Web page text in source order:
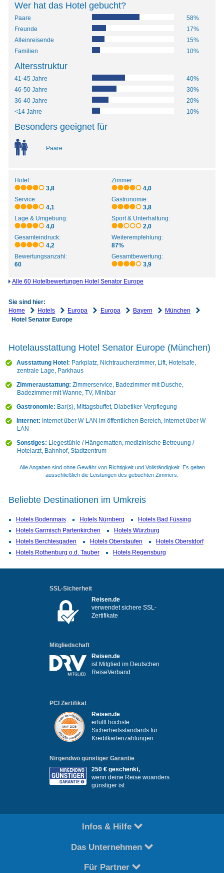
Wer hat das Hotel gebucht?
Paare
58%
Freunde
17%
Alleinreisende
15%
Familien
10%
Altersstruktur
41-45 Jahre
40%
46-50 Jahre
30%
36-40 Jahre
20%
<14 Jahre
10%
Besonders geeignet für
Paare
Hotel:
3,8
Zimmer:
4,0
Service:
4,1
Gastronomie:
3,8
Lage & Umgebung:
4,0
Sport & Unterhaltung:
2,0
Gesamteindruck:
4,2
Weiterempfehlung:
87%
Bewertungsanzahl:
60
Gesamtbewertung:
3,9
Alle 60 Hotelbewertungen Hotel Senator Europe
Sie sind hier:
Home
Hotels Europa Europa Bayern
München
Hotel Senator Europe
Hotelausstattung Hotel Senator Europe (München)
Ausstattung Hotel: Parkplatz, Nichtraucherzimmer, Lift, Hotelsafe,
zentrale Lage, Parkhaus
Zimmeraustattung: Zimmerservice, Badezimmer mit Dusche,
Badezimmer mit Wanne, TV, Minibar
Gastronomie: Bar(s), Mittagsbuffet, Diabetiker-Verpflegung
Internet: Internet über W-LAN im öffentlichen Bereich, Internet über W-
LAN
Sonstiges: Liegestühle / Hängematten, medizinische Betreuung /
Hotelarzt, Bahnhof, Stadtzentrum
Alle Angaben sind ohne Gewähr von Richtigkeit und Vollständigkeit. Es gelten
ausschließlich die Leistungen des gebuchten Zimmers.
Beliebte Destinationen im Umkreis
Hotels Bodenmais Hotels Nürnberg
Hotels Bad Füssing
Hotels Garmisch Partenkirchen
Hotels Würzburg
Hotels Berchtesgaden
Hotels Oberstaufen
Hotels Oberstdorf
Hotels Rothenburg o.d. Tauber
Hotels Regensburg
SSL-Sicherheit
Reisen.de
verwendet sichere SSL-
Zertifikate
Mitgliedschaft
Reisen.de
ist Mitglied im Deutschen
ReiseVerband
PCI Zertifikat
Reisen.de
erfüllt höchste
Sicherheitsstandards für
Kreditkartenzahlungen
Nirgendwo günstiger Garantie
250 € geschenkt,
wenn deine Reise woanders
günstiger ist
Infos & Hilfe
Das Unternehmen
Für Partner